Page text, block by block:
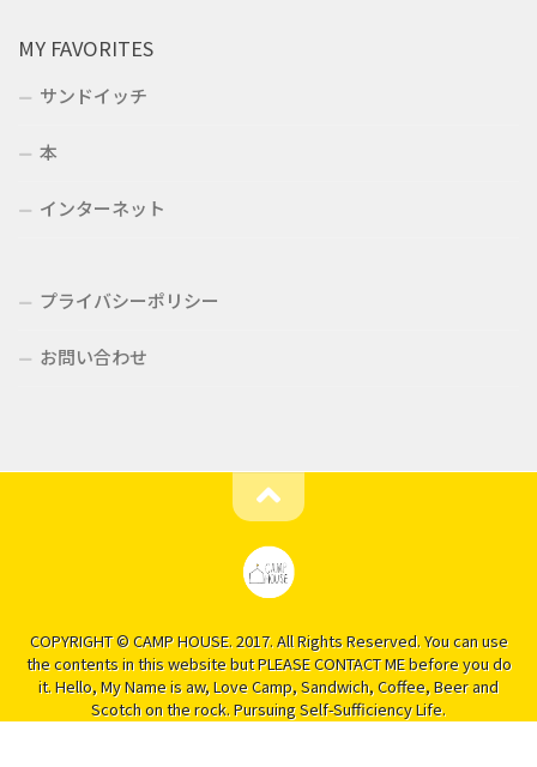
MY FAVORITES
サンドイッチ
本
インターネット
プライバシーポリシー
お問い合わせ
COPYRIGHT © CAMP HOUSE. 2017. All Rights Reserved. You can use
the contents in this website but PLEASE CONTACT ME before you do
it. Hello, My Name is aw, Love Camp, Sandwich, Coffee, Beer and
Scotch on the rock. Pursuing Self-Sufficiency Life.